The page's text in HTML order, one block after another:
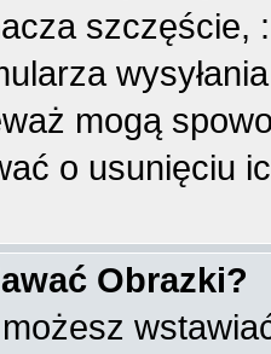
szczęście,
mogą
o usunięciu
Obrazki?